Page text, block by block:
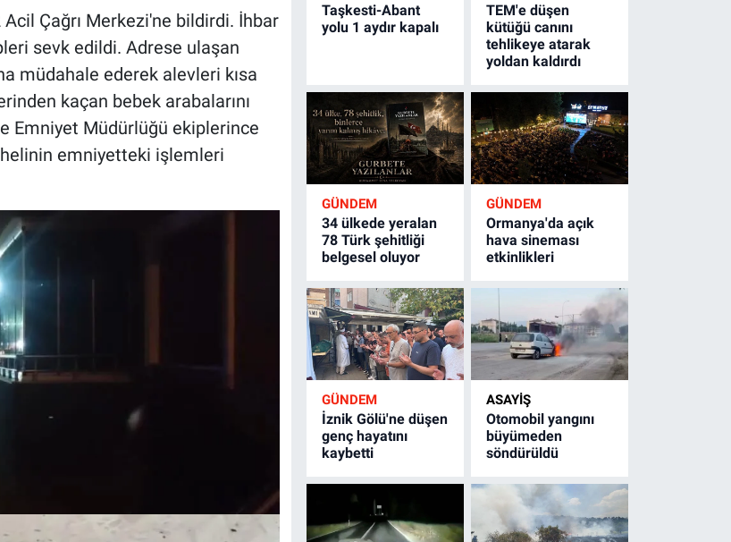
Çağrı Merkezi'ne bildirdi. İhbar
sevk edildi. Adrese ulaşan
müdahale ederek alevleri kısa
kaçan bebek arabalarını
Emniyet Müdürlüğü ekiplerince
emniyetteki işlemleri
Taşkesti-Abant
yolu 1 aydır kapalı
TEM'e düşen
kütüğü canını
tehlikeye atarak
yoldan kaldırdı
GÜNDEM
34 ülkede yeralan
78 Türk şehitliği
belgesel oluyor
GÜNDEM
Ormanya'da açık
hava sineması
etkinlikleri
GÜNDEM
İznik Gölü'ne düşen
genç hayatını
kaybetti
ASAYİŞ
Otomobil yangını
büyümeden
söndürüldü